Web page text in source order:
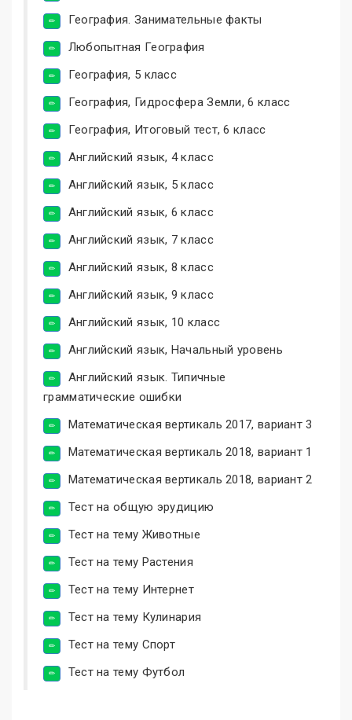
География. Занимательные факты
Любопытная География
География, 5 класс
География, Гидросфера Земли, 6 класс
География, Итоговый тест, 6 класс
Английский язык, 4 класс
Английский язык, 5 класс
Английский язык, 6 класс
Английский язык, 7 класс
Английский язык, 8 класс
Английский язык, 9 класс
Английский язык, 10 класс
Английский язык, Начальный уровень
Английский язык. Типичные
грамматические ошибки
Математическая вертикаль 2017, вариант 3
Математическая вертикаль 2018, вариант 1
Математическая вертикаль 2018, вариант 2
Тест на общую эрудицию
Тест на тему Животные
Тест на тему Растения
Тест на тему Интернет
Тест на тему Кулинария
Тест на тему Спорт
Тест на тему Футбол